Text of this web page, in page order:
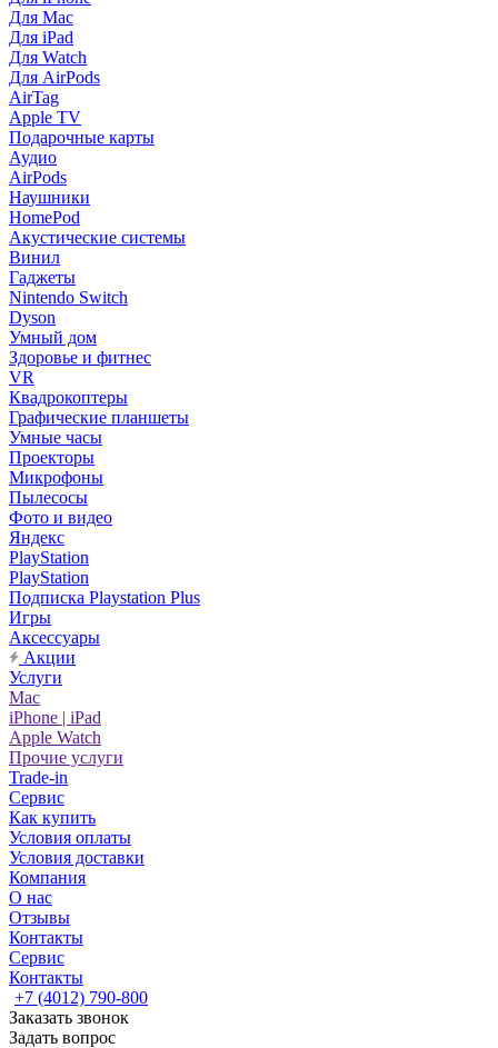
Для Mac
Для iPad
Для Watch
Для AirPods
AirTag
Apple TV
Подарочные карты
Аудио
AirPods
Наушники
HomePod
Акустические системы
Винил
Гаджеты
Nintendo Switch
Dyson
Умный дом
Здоровье и фитнес
VR
Квадрокоптеры
Графические планшеты
Умные часы
Проекторы
Микрофоны
Пылесосы
Фото и видео
Яндекс
PlayStation
PlayStation
Подписка Playstation Plus
Игры
Аксессуары
Акции
Услуги
Mac
iPhone | iPad
Apple Watch
Прочие услуги
Trade-in
Сервис
Как купить
Условия оплаты
Условия доставки
Компания
О нас
Отзывы
Контакты
Сервис
Контакты
+7 (4012) 790-800
Заказать звонок
Задать вопрос